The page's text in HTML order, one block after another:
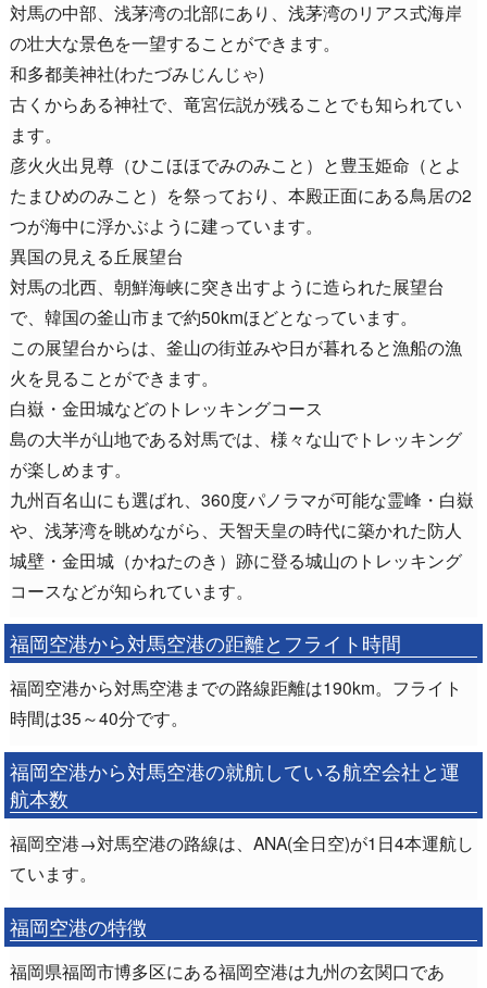
対馬の中部、浅茅湾の北部にあり、浅茅湾のリアス式海岸
の壮大な景色を一望することができます。
和多都美神社(わたづみじんじゃ)
古くからある神社で、竜宮伝説が残ることでも知られてい
ます。
彦火火出見尊（ひこほほでみのみこと）と豊玉姫命（とよ
たまひめのみこと）を祭っており、本殿正面にある鳥居の2
つが海中に浮かぶように建っています。
異国の見える丘展望台
対馬の北西、朝鮮海峡に突き出すように造られた展望台
で、韓国の釜山市まで約50kmほどとなっています。
この展望台からは、釜山の街並みや日が暮れると漁船の漁
火を見ることができます。
白嶽・金田城などのトレッキングコース
島の大半が山地である対馬では、様々な山でトレッキング
が楽しめます。
九州百名山にも選ばれ、360度パノラマが可能な霊峰・白嶽
や、浅茅湾を眺めながら、天智天皇の時代に築かれた防人
城壁・金田城（かねたのき）跡に登る城山のトレッキング
コースなどが知られています。
福岡空港から対馬空港の距離とフライト時間
福岡空港から対馬空港までの路線距離は190km。フライト
時間は35～40分です。
福岡空港から対馬空港の就航している航空会社と運
航本数
福岡空港→対馬空港の路線は、ANA(全日空)が1日4本運航し
ています。
福岡空港の特徴
福岡県福岡市博多区にある福岡空港は九州の玄関口であ